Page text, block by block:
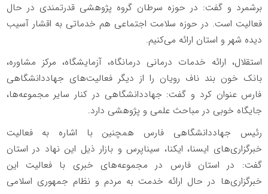
برشمرد و گفت: در حوزه سرطان گروه پژوهشی قدرتمندی در حال
فعالیت است. در حوزه سلامت اجتماعی هم خدماتی به اقشار آسیب
دیده شهر و استان ارائه می‌کنیم.
استقلال، ارائه خدمات درمانی درمانگاه، آزمایشگاه، مرکز مشاوره،
بانک خون بند ناف رویان را از دیگر فعالیت‌های جهاددانشگاهی
فارس عنوان کرد و گفت: جهاددانشگاهی در کنار سایر مجموعه‌ها،
جایگاه خوبی در مباحث علمی و پژوهشی دارد.
رئیس جهاددانشگاهی فارس همچنین با اشاره به فعالیت
خبرگزاری‌های ایسنا، ایکنا، سیناپرس و بازار ذیل این نهاد در استان
گفت: در استان فارس در مجموعه‌های خبری با فعالیت این
خبرگزاری‌ها در حال ارائه خدمت به مردم و نظام جمهوری اسلامی